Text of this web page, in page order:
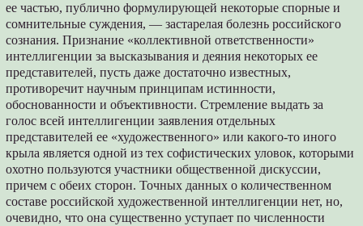
ее частью, публично формулирующей некоторые спорные и
сомнительные суждения, — застарелая болезнь российского
сознания. Признание «коллективной ответственности»
интеллигенции за высказывания и деяния некоторых ее
представителей, пусть даже достаточно известных,
противоречит научным принципам истинности,
обоснованности и объективности. Стремление выдать за
голос всей интеллигенции заявления отдельных
представителей ее «художественного» или какого-то иного
крыла является одной из тех софистических уловок, которыми
охотно пользуются участники общественной дискуссии,
причем с обеих сторон. Точных данных о количественном
составе российской художественной интеллигенции нет, но,
очевидно, что она существенно уступает по численности